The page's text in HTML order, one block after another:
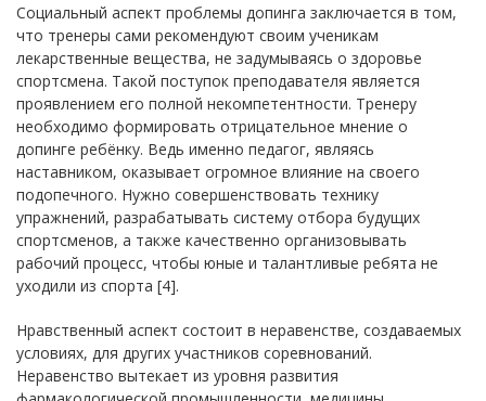
Социальный аспект проблемы допинга заключается в том,
что тренеры сами рекомендуют своим ученикам
лекарственные вещества, не задумываясь о здоровье
спортсмена. Такой поступок преподавателя является
проявлением его полной некомпетентности. Тренеру
необходимо формировать отрицательное мнение о
допинге ребёнку. Ведь именно педагог, являясь
наставником, оказывает огромное влияние на своего
подопечного. Нужно совершенствовать технику
упражнений, разрабатывать систему отбора будущих
спортсменов, а также качественно организовывать
рабочий процесс, чтобы юные и талантливые ребята не
уходили из спорта [4].
Нравственный аспект состоит в неравенстве, создаваемых
условиях, для других участников соревнований.
Неравенство вытекает из уровня развития